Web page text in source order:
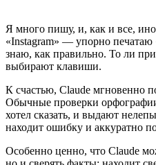
Я много пишу, и, как и все,
«Instagram» — упорно печатаю
знаю, как правильно. То ли
выбирают клавиши.
К счастью, Claude мгновенно
Обычные проверки
хотел сказать, и выдают
находит ошибку и аккуратно
Особенно ценно, что Claude